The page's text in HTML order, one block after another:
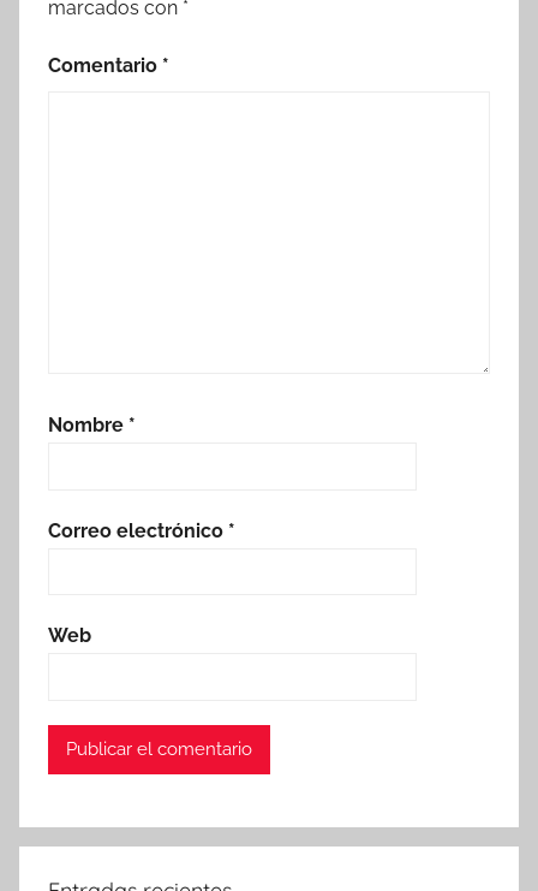
marcados con *
Comentario *
Nombre *
Correo electrónico *
Web